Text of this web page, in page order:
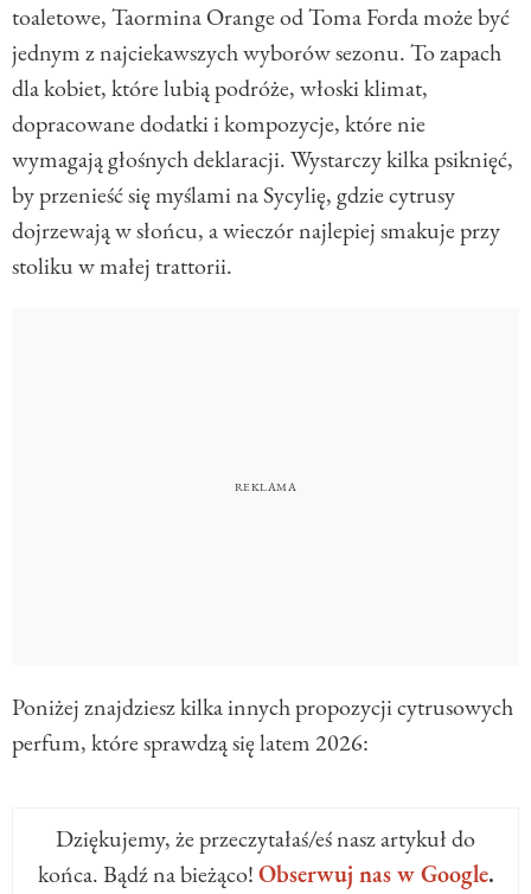
toaletowe, Taormina Orange od Toma Forda może być
jednym z najciekawszych wyborów sezonu. To zapach
dla kobiet, które lubią podróże, włoski klimat,
dopracowane dodatki i kompozycje, które nie
wymagają głośnych deklaracji. Wystarczy kilka psiknięć,
by przenieść się myślami na Sycylię, gdzie cytrusy
dojrzewają w słońcu, a wieczór najlepiej smakuje przy
stoliku w małej trattorii.
Poniżej znajdziesz kilka innych propozycji cytrusowych
perfum, które sprawdzą się latem 2026:
Dziękujemy, że przeczytałaś/eś nasz artykuł do
końca. Bądź na bieżąco!Obserwuj nas w Google.